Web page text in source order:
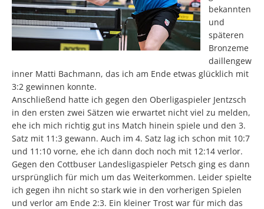
bekannten
und
späteren
Bronzeme
daillengew
inner Matti Bachmann, das ich am Ende etwas glücklich mit
3:2 gewinnen konnte.
Anschließend hatte ich gegen den Oberligaspieler Jentzsch
in den ersten zwei Sätzen wie erwartet nicht viel zu melden,
ehe ich mich richtig gut ins Match hinein spiele und den 3.
Satz mit 11:3 gewann. Auch im 4. Satz lag ich schon mit 10:7
und 11:10 vorne, ehe ich dann doch noch mit 12:14 verlor.
Gegen den Cottbuser Landesligaspieler Petsch ging es dann
ursprünglich für mich um das Weiterkommen. Leider spielte
ich gegen ihn nicht so stark wie in den vorherigen Spielen
und verlor am Ende 2:3. Ein kleiner Trost war für mich das